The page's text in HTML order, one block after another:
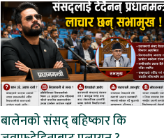
बालेनको संसद् बहिष्कार कि